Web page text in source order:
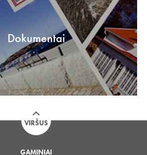
Dokumentai
VIRŠUS
GAMINIAI